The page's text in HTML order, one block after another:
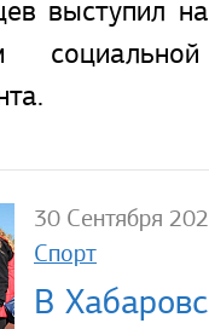
выступил
30 Сентября
Спорт
В